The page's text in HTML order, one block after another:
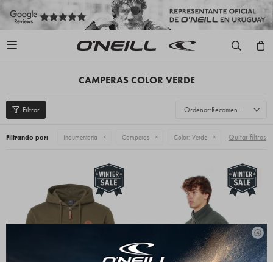


CAMPERAS COLOR VERDE
Recomendados
Filtrando por: Indumentaria Camperas Color: Verde Quitar filtros